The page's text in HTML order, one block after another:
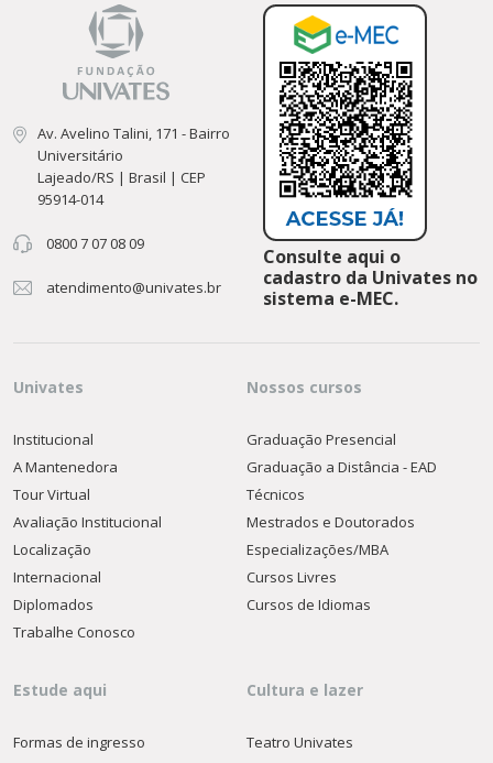
Av. Avelino Talini, 171 - Bairro
Universitário
Lajeado/RS | Brasil | CEP
95914-014
0800 7 07 08 09
atendimento@univates.br
Consulte aqui o
cadastro da Univates no
sistema e-MEC.
Univates
Institucional
A Mantenedora
Tour Virtual
Avaliação Institucional
Localização
Internacional
Diplomados
Trabalhe Conosco
Nossos cursos
Graduação Presencial
Graduação a Distância - EAD
Técnicos
Mestrados e Doutorados
Especializações/MBA
Cursos Livres
Cursos de Idiomas
Estude aqui
Formas de ingresso
Cultura e lazer
Teatro Univates